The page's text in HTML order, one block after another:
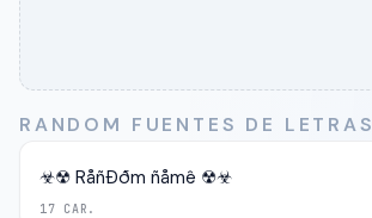
RANDOM FUENTES DE LETRAS
17 CAR.
☣☢ RåñÐðm ñåmê ☢☣